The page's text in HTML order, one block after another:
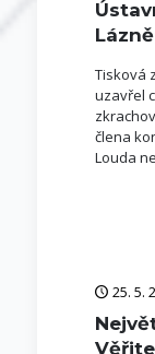
Tisková
uzavřel
člena
Louda
25. 5.